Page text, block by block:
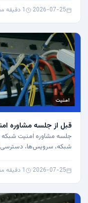
2026-07-25
· 1 دقیقه مطالعه
امنیت
قبل از جلسه مشاوره
جلسه مشاوره امنیت
شبکه، سرویس‌ها،
2026-07-25
· 1 دقیقه مطالعه